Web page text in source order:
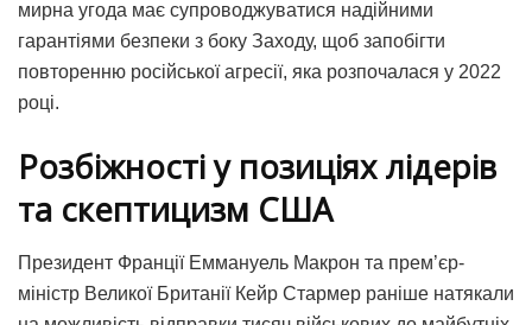
мирна угода має супроводжуватися надійними
гарантіями безпеки з боку Заходу, щоб запобігти
повторенню російської агресії, яка розпочалася у 2022
році.
Розбіжності у позиціях лідерів
та скептицизм США
Президент Франції Еммануель Макрон та прем’єр-
міністр Великої Британії Кейр Стармер раніше натякали